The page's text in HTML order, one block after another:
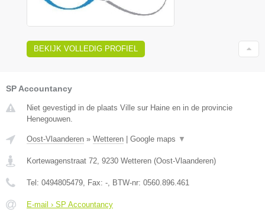
BEKIJK VOLLEDIG PROFIEL
SP Accountancy
Niet gevestigd in de plaats Ville sur Haine en in de provincie
Henegouwen.
Oost-Vlaanderen » Wetteren Google maps ▼
Kortewagenstraat 72 9230 Wetteren (Oost-Vlaanderen)
Tel: 0494805479 , Fax: - , BTW-nr: 0560.896.461
E-mail › SP Accountancy